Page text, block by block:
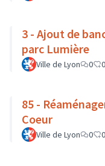
3 - Ajout de
parc Lumière
Ville de Lyon 0 0
85 -
Coeur
Ville de Lyon 0 0